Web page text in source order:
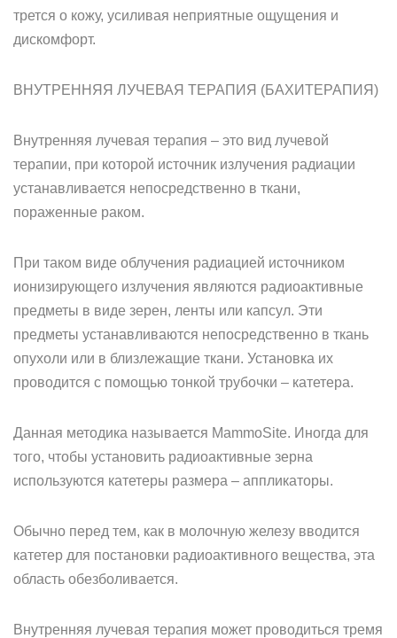
трется о кожу, усиливая неприятные ощущения и
дискомфорт.
ВНУТРЕННЯЯ ЛУЧЕВАЯ ТЕРАПИЯ (БАХИТЕРАПИЯ)
Внутренняя лучевая терапия – это вид лучевой
терапии, при которой источник излучения радиации
устанавливается непосредственно в ткани,
пораженные раком.
При таком виде облучения радиацией источником
ионизирующего излучения являются радиоактивные
предметы в виде зерен, ленты или капсул. Эти
предметы устанавливаются непосредственно в ткань
опухоли или в близлежащие ткани. Установка их
проводится с помощью тонкой трубочки – катетера.
Данная методика называется MammoSite. Иногда для
того, чтобы установить радиоактивные зерна
используются катетеры размера – аппликаторы.
Обычно перед тем, как в молочную железу вводится
катетер для постановки радиоактивного вещества, эта
область обезболивается.
Внутренняя лучевая терапия может проводиться тремя